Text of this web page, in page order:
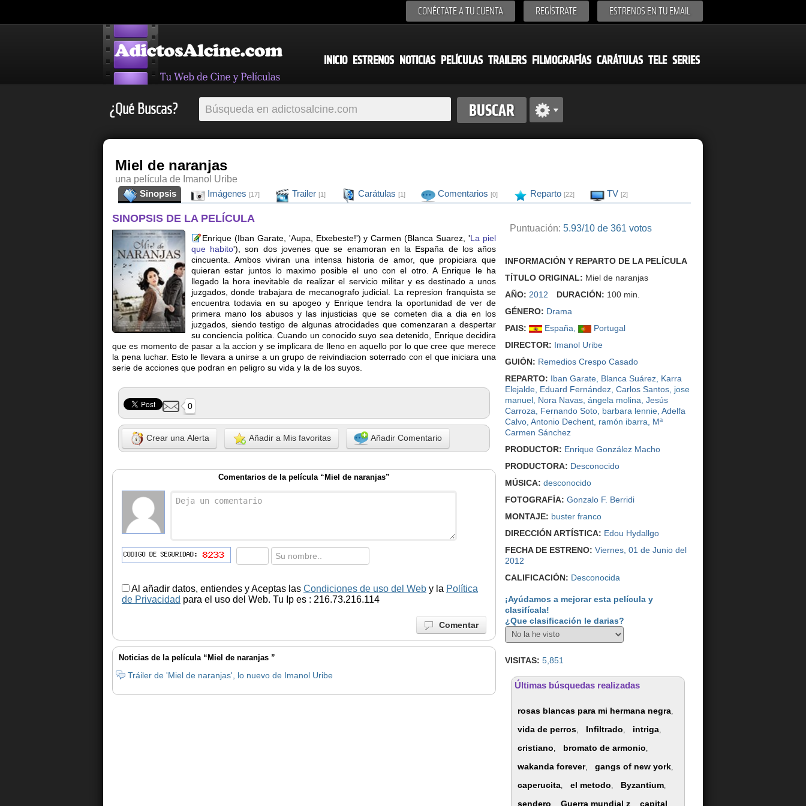
CONÉCTATE A TU CUENTA REGÍSTRATE ESTRENOS EN TU EMAIL
INICIO ESTRENOS NOTICIAS PELÍCULAS TRAILERS FILMOGRAFÍAS CARÁTULAS TELE SERIES
¿Qué Buscas?
Miel de naranjas
una película de Imanol Uribe
Sinopsis
Imágenes [17] Trailer [1] Carátulas [1] Comentarios [0] Reparto [22] TV [2]
SINOPSIS DE LA PELÍCULA
Enrique (Iban Garate, 'Aupa, Etxebeste!') y Carmen (Blanca Suarez, 'La piel
que habito'), son dos jovenes que se enamoran en la España de los años
cincuenta. Ambos viviran una intensa historia de amor, que propiciara que
quieran estar juntos lo maximo posible el uno con el otro. A Enrique le ha
llegado la hora inevitable de realizar el servicio militar y es destinado a unos
juzgados, donde trabajara de mecanografo judicial. La represion franquista se
encuentra todavia en su apogeo y Enrique tendra la oportunidad de ver de
primera mano los abusos y las injusticias que se cometen dia a dia en los
juzgados, siendo testigo de algunas atrocidades que comenzaran a despertar
su conciencia politica. Cuando un conocido suyo sea detenido, Enrique decidira
que es momento de pasar a la accion y se implicara de lleno en aquello por lo que cree que merece
la pena luchar. Esto le llevara a unirse a un grupo de reivindiacion soterrado con el que iniciara una
serie de acciones que podran en peligro su vida y la de los suyos.
0
Crear una Alerta Añadir a Mis favoritas Añadir Comentario
Comentarios de la película “Miel de naranjas”
Al añadir datos, entiendes y Aceptas las Condiciones de uso del Web y la Política
de Privacidad para el uso del Web. Tu Ip es : 216.73.216.114
Comentar
Noticias de la película “Miel de naranjas ”
Tráiler de 'Miel de naranjas', lo nuevo de Imanol Uribe
Puntuación: 5.93/10 de 361 votos
INFORMACIÓN Y REPARTO DE LA PELÍCULA
TÍTULO ORIGINAL: Miel de naranjas
AÑO: 2012 DURACIÓN: 100 min.
GÉNERO: Drama
PAIS:
España
Portugal
DIRECTOR: Imanol Uribe
GUIÓN: Remedios Crespo Casado
REPARTO: Iban Garate Blanca Suárez Karra
Elejalde Eduard Fernández Carlos Santos , jose
manuel, Nora Navas , ángela molina, Jesús
Carroza
Fernando Soto , barbara lennie, Adelfa
Calvo Antonio Dechent , ramón ibarra, Mª
Carmen Sánchez
PRODUCTOR: Enrique González Macho
PRODUCTORA: Desconocido
MÚSICA: desconocido
FOTOGRAFÍA: Gonzalo F. Berridi
MONTAJE: buster franco
DIRECCIÓN ARTÍSTICA: Edou Hydallgo
FECHA DE ESTRENO: Viernes, 01 de Junio del
2012
CALIFICACIÓN: Desconocida
¡Ayúdamos a mejorar esta película y
clasifícala!
¿Que clasificación le darias?
VISITAS: 5,851
Últimas búsquedas realizadas
rosas blancas para mi hermana negra,
vida de perros, Infiltrado, intriga,
cristiano, bromato de armonio,
wakanda forever, gangs of new york,
caperucita, el metodo, Byzantium,
sendero Guerra mundial z capital